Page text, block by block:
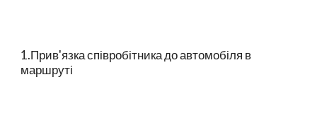
1.Прив'язка співробітника до автомобіля в
маршруті